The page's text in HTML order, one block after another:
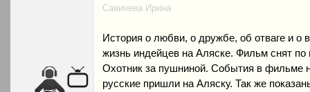
Савичева Ирина
История о любви, о дружбе, об отваге и о
жизнь индейцев на Аляске. Фильм снят
Охотник за пушниной. События в фильме
русские пришли на Аляску. Так же